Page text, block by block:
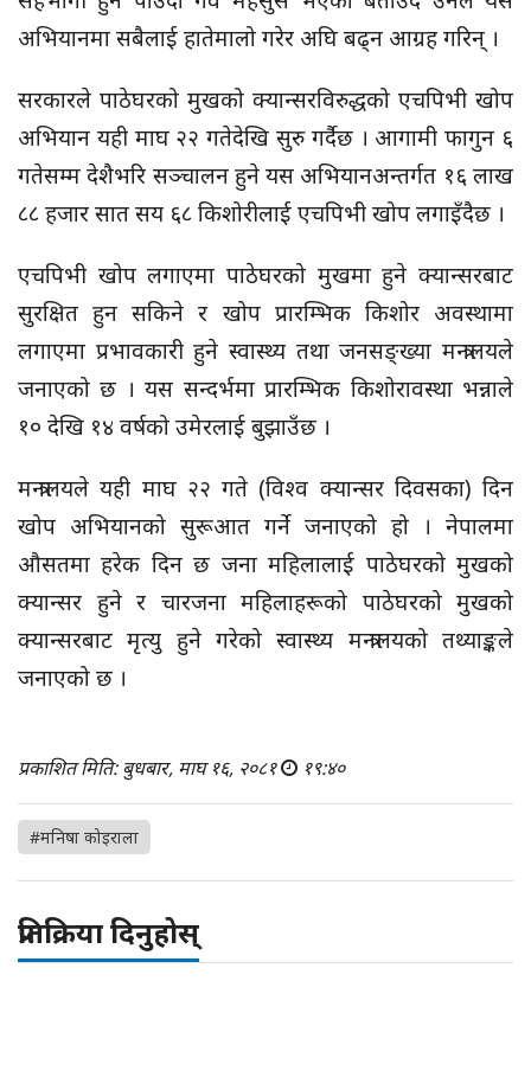
अभियानमा सबैलाई हातेमालो गरेर अघि बढ्न आग्रह गरिन् ।
सरकारले पाठेघरको मुखको क्यान्सरविरुद्धको एचपिभी खोप
अभियान यही माघ २२ गतेदेखि सुरु गर्दैछ । आगामी फागुन ६
गतेसम्म देशैभरि सञ्चालन हुने यस अभियानअन्तर्गत १६ लाख
८८ हजार सात सय ६८ किशोरीलाईएचपिभीखोप लगाइँदैछ ।
एचपिभी खोप लगाएमा पाठेघरको मुखमा हुने क्यान्सरबाट
सुरक्षित हुन सकिने र खोप प्रारम्भिक किशोर अवस्थामा
लगाएमा प्रभावकारी हुने स्वास्थ्य तथा जनसङ्ख्या मन्त्रालयले
जनाएको छ । यस सन्दर्भमा प्रारम्भिक किशोरावस्था भन्नाले
१० देखि १४ वर्षको उमेरलाई बुझाउँछ ।
मन्त्रालयले यही माघ २२ गते (विश्व क्यान्सर दिवसका) दिन
खोप अभियानको सुरूआत गर्ने जनाएको हो । नेपालमा
औसतमा हरेक दिन छ जना महिलालाई पाठेघरको मुखको
क्यान्सर हुने र चारजना महिलाहरूको पाठेघरको मुखको
क्यान्सरबाट मृत्यु हुने गरेको स्वास्थ्य मन्त्रालयको तथ्याङ्कले
जनाएको छ ।
प्रकाशित मिति: बुधबार, माघ १६, २०८१ १९:४०
#मनिषा कोइराला
प्रतिक्रिया दिनुहोस्